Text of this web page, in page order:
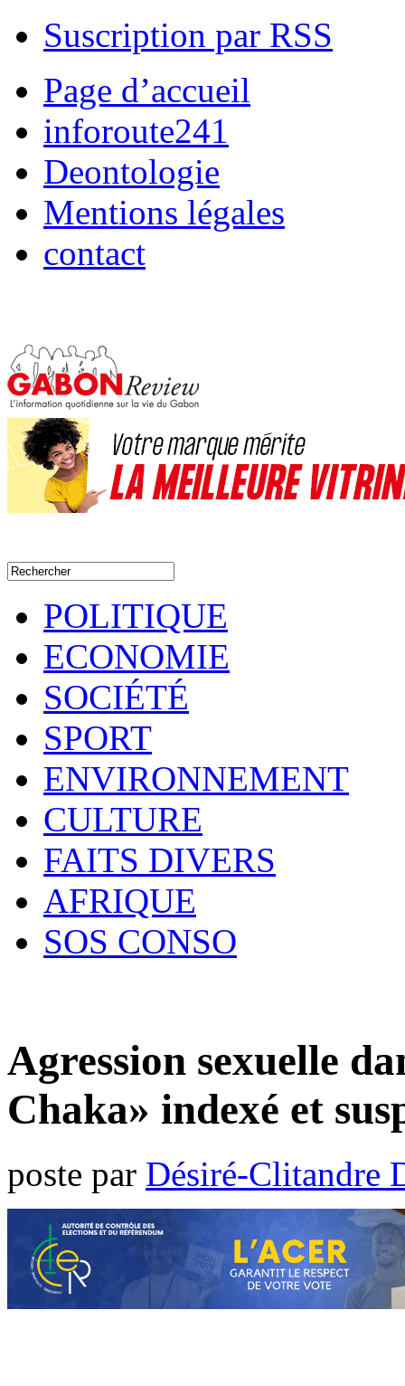
Suscription par RSS
Page d’accueil
inforoute241
Deontologie
Mentions légales
contact
POLITIQUE
ECONOMIE
SOCIÉTÉ
SPORT
ENVIRONNEMENT
CULTURE
FAITS DIVERS
AFRIQUE
SOS CONSO
Agression sexuelle
Chaka» indexé et
poste par Désiré-Clitandre